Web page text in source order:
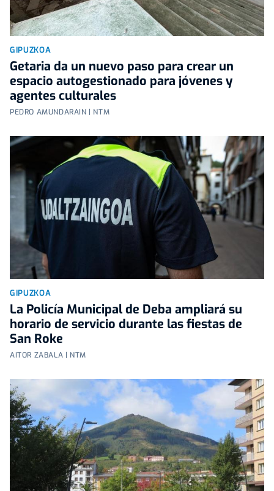
GIPUZKOA
Getaria da un nuevo paso para crear un
espacio autogestionado para jóvenes y
agentes culturales
PEDRO AMUNDARAIN | NTM
GIPUZKOA
La Policía Municipal de Deba ampliará su
horario de servicio durante las fiestas de
San Roke
AITOR ZABALA | NTM